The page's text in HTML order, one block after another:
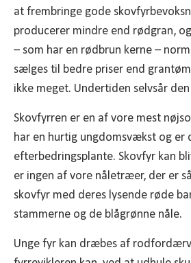
at frembringe gode
producerer mindre end rødgran,
– som har en rødbrun kerne –
sælges til bedre priser end
ikke meget. Undertiden selvsår
Skovfyrren er en af vore mest
har en hurtig ungdomsvækst og er
efterbedringsplante. Skovfyr kan
er ingen af vore nåletræer, der er
skovfyr med deres lysende røde
stammerne og de blågrønne nåle.
Unge fyr kan dræbes af